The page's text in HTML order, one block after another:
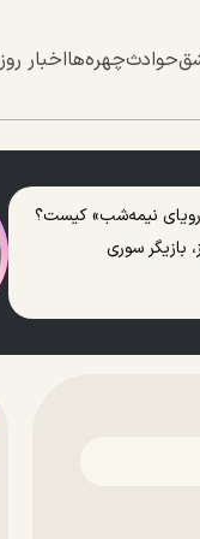
حوادثچهره‌هااخبار روز
نیمه‌شب» کیست؟
بازیگر سوری